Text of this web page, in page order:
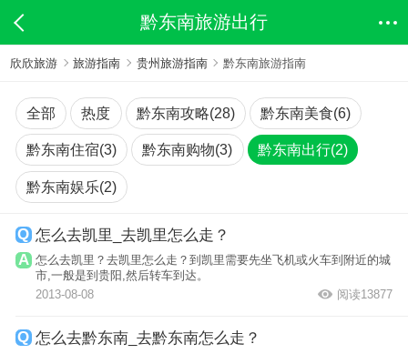
黔东南旅游出行
欣欣旅游 旅游指南 贵州旅游指南 黔东南旅游指南
全部 热度 黔东南攻略(28) 黔东南美食(6)
黔东南住宿(3) 黔东南购物(3) 黔东南出行(2)
黔东南娱乐(2)
怎么去凯里_去凯里怎么走？
怎么去凯里？去凯里怎么走？到凯里需要先坐飞机或火车到附近的城
市,一般是到贵阳,然后转车到达。
2013-08-08
阅读13877
怎么去黔东南_去黔东南怎么走？